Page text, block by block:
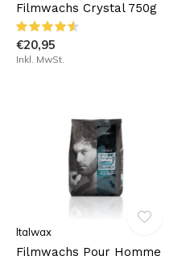
Filmwachs Crystal 750g
€20,95
Inkl. MwSt.
Italwax
Filmwachs Pour Homme